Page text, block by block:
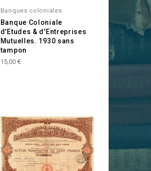
Banques coloniales
Banque Coloniale
d'Etudes & d'Entreprises
Mutuelles. 1930 sans
tampon
Prix
15,00 €